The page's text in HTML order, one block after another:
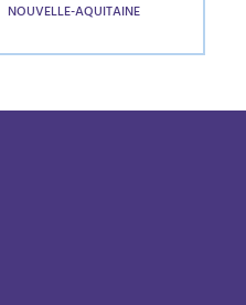
NOUVELLE-AQUITAINE